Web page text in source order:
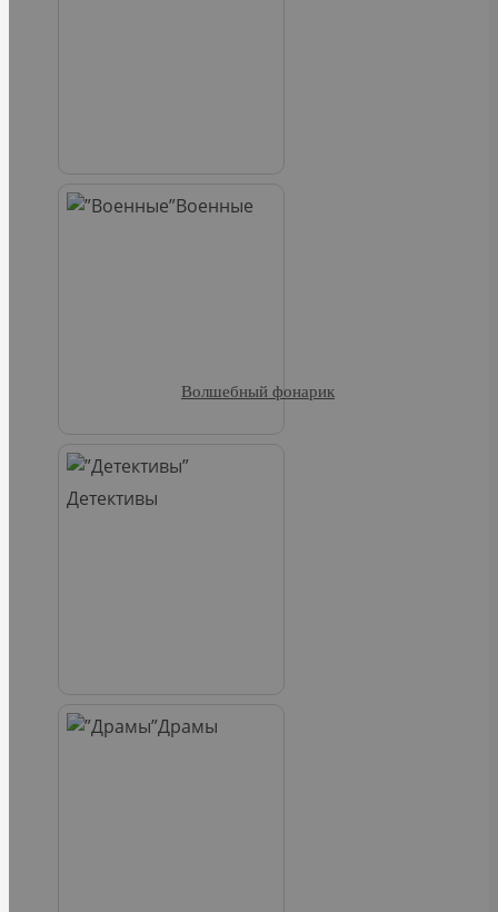
Военные
Детективы
Драмы
Волшебный фонарик